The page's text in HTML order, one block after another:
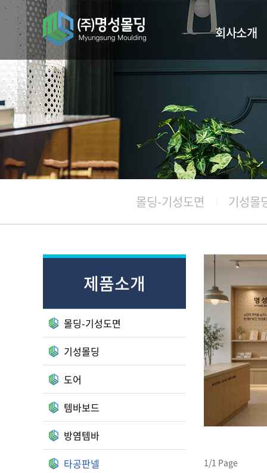
회사소개
주요사업실적
찾아오시는길
몰딩-기성도면 기성몰
제품소개
몰딩-기성도면
기성몰딩
도어
템바보드
방염템바
타공판넬
1/1 Page